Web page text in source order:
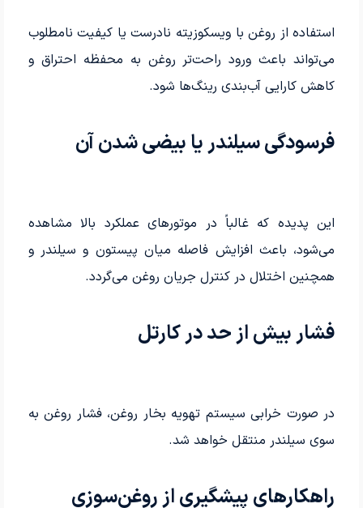
استفاده از روغن با ویسکوزیته نادرست یا کیفیت نامطلوب
می‌تواند باعث ورود راحت‌تر روغن به محفظه احتراق و
کاهش کارایی آب‌بندی رینگ‌ها شود.
فرسودگی سیلندر یا بیضی شدن آن
این پدیده که غالباً در موتورهای عملکرد بالا مشاهده
می‌شود، باعث افزایش فاصله میان پیستون و سیلندر و
همچنین اختلال در کنترل جریان روغن می‌گردد.
فشار بیش از حد در کارتل
در صورت خرابی سیستم تهویه بخار روغن، فشار روغن به
سوی سیلندر منتقل خواهد شد.
راهکارهای پیشگیری از روغن‌سوزی